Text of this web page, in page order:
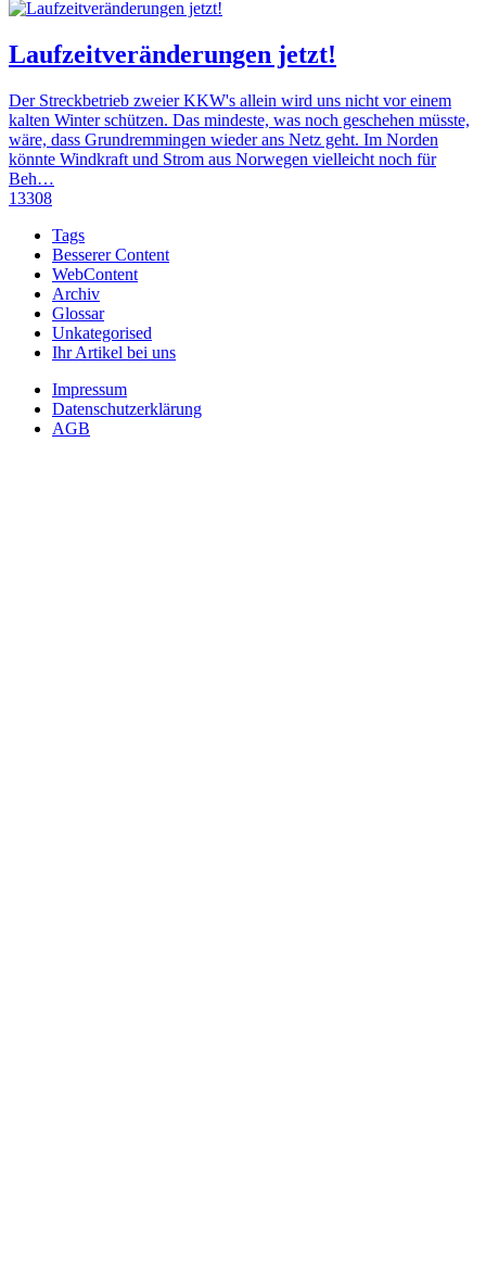
Laufzeitveränderungen jetzt!
Der Streckbetrieb zweier KKW's allein wird uns nicht vor einem
kalten Winter schützen. Das mindeste, was noch geschehen müsste,
wäre, dass Grundremmingen wieder ans Netz geht. Im Norden
könnte Windkraft und Strom aus Norwegen vielleicht noch für
Beh…
13308
Tags
Besserer Content
WebContent
Archiv
Glossar
Unkategorised
Ihr Artikel bei uns
Impressum
Datenschutzerklärung
AGB